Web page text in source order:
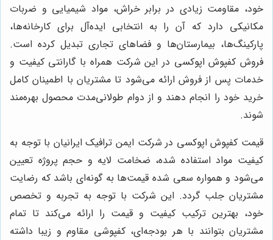
خود، مقاومت زیادی در برابر خراش، مواد شیمیایی و ضربات
مکانیکی دارد که آن را به انتخابی ایده‌آل برای کارخانه‌ها،
پارکینگ‌ها، بیمارستان‌ها و فضاهای تجاری تبدیل کرده است.
فروش کفپوش اپوکسی در این شرکت همراه با گارانتی کیفیت و
خدمات پس از فروش ارائه می‌شود تا مشتریان با اطمینان کامل
خرید خود را انجام دهند و از دوام طولانی‌مدت محصول بهره‌مند
شوند.
قیمت کفپوش اپوکسی در شرکت ایمن ترافیک ایرانیان با توجه به
کیفیت مواد استفاده شده، ضخامت لایه و حجم پروژه تعیین
می‌شود و همواره سعی شده قیمت‌ها به گونه‌ای باشد که رضایت
مشتریان جلب گردد. این شرکت با توجه به تجربه و تخصص
خود، بهترین ترکیب کیفیت و قیمت را ارائه می‌کند تا تمام
مشتریان بتوانند با هر بودجه‌ای، کفپوشی مقاوم و زیبا داشته